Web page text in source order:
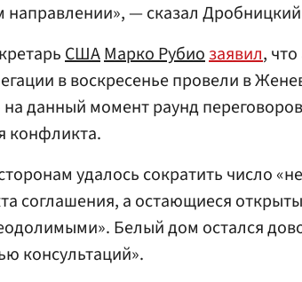
направлении», — сказал
СШАМарко Рубиозаявил,
в воскресенье провели в
данный момент раунд
конфликта.
удалось сократить число
соглашения, а остающиеся
Белый дом остался
консультаций».